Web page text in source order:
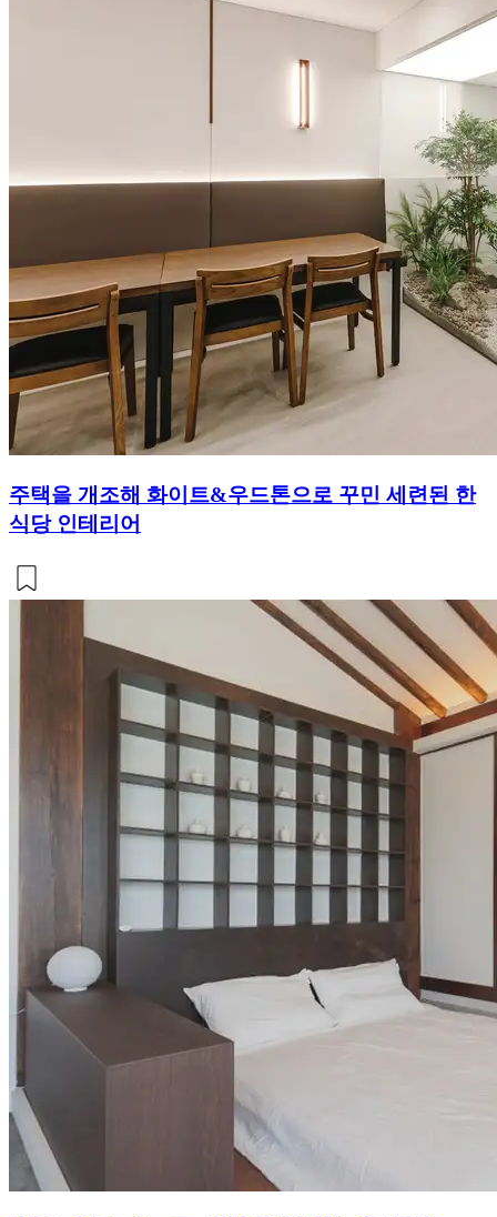
주택을 개조해 화이트&우드톤으로 꾸민 세련된 한
식당 인테리어